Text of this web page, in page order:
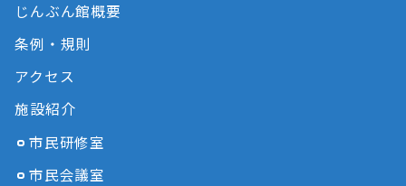
じんぶん館概要
条例・規則
アクセス
施設紹介
市民研修室
市民会議室